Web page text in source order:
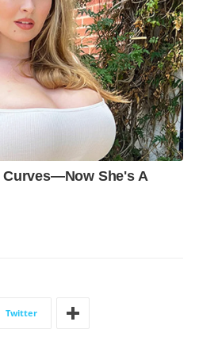
Twitter